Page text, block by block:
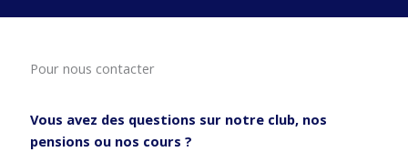
Pour nous contacter
Vous avez des questions sur notre club, nos
pensions ou nos cours ?